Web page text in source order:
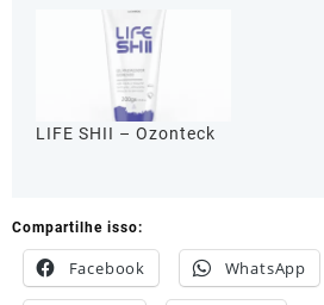
LIFE SHII – Ozonteck
Compartilhe isso:
Facebook WhatsApp